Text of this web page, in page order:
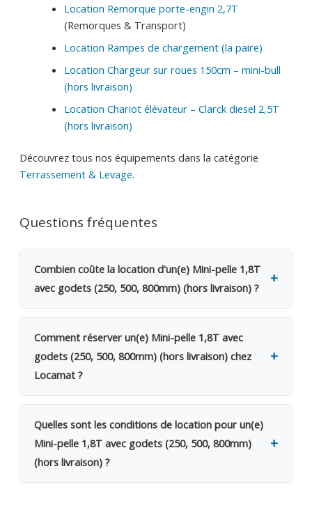
Location Remorque porte-engin 2,7T
(Remorques & Transport)
Location Rampes de chargement (la paire)
Location Chargeur sur roues 150cm – mini-bull
(hors livraison)
Location Chariot élévateur – Clarck diesel 2,5T
(hors livraison)
Découvrez tous nos équipements dans la catégorie
Terrassement & Levage.
Questions fréquentes
Combien coûte la location d'un(e) Mini-pelle 1,8T
avec godets (250, 500, 800mm) (hors livraison) ?
La location d'un(e) Mini-pelle 1,8T avec godets (250,
500, 800mm) (hors livraison) coûte 145€ TVAC par
jour (119.83€ HTVA). Une caution de 600€ est
demandée. Dès le 2e jour, bénéficiez d'une remise
de 20%. Pour une semaine complète, seuls 4 jours
sont facturés. Pour un mois, 12 jours seulement.
Comment réserver un(e) Mini-pelle 1,8T avec
godets (250, 500, 800mm) (hors livraison) chez
Locamat ?
Rendez-vous dans l'une de nos 5 agences en
Belgique ou appelez-nous pour vérifier la
disponibilité. Le retrait se fait sur place le jour
même, avec possibilité de livraison sur votre
chantier. La taille idéale pour les travaux
résidentiels. Les 3 godets couvrent tous les besoins
Quelles sont les conditions de location pour un(e)
Mini-pelle 1,8T avec godets (250, 500, 800mm)
(hors livraison) ?